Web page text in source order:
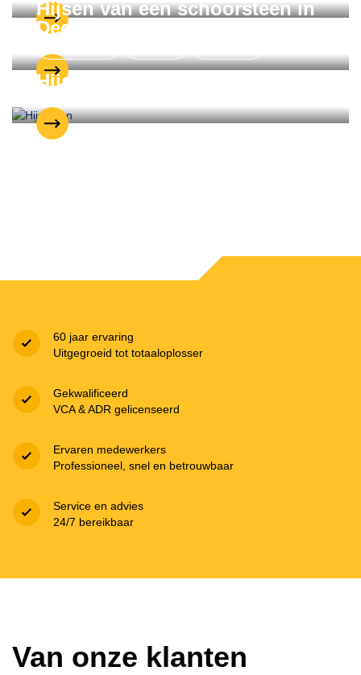
Hijsen van een schoorsteen in
Dedemsvaart
Hijsproject Duiven
60 jaar ervaring
Uitgegroeid tot totaaloplosser
Gekwalificeerd
VCA & ADR gelicenseerd
Ervaren medewerkers
Professioneel, snel en betrouwbaar
Service en advies
24/7 bereikbaar
Van onze klanten